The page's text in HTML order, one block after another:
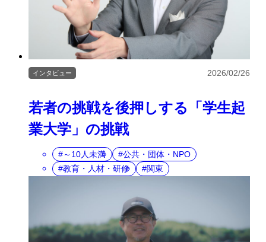
若者の挑戦を後押しする「学生起
業大学」の挑戦
インタビュー 2026/02/26
～10人未満
公共・団体・NPO
教育・人材・研修
関東